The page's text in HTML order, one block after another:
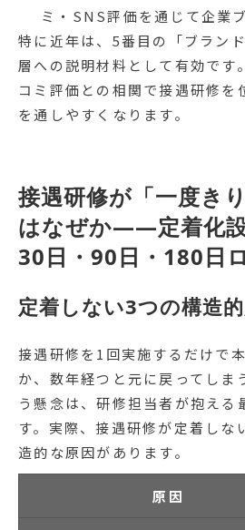
ミ・SNS評価を通じて企業
特に近年は、5番目の「ブラン
層への説明材料として有効です
コミ評価との相関で接遇研修を
を通しやすくなります。
接遇研修が「一度き
はなぜか——定着化
30日・90日・180日
定着しない3つの構造
接遇研修を1回実施するだけで
か、数年経つと元に戻ってしま
う懸念は、研修担当者が抱える
す。実際、接遇研修が定着しな
造的な原因があります。
原因